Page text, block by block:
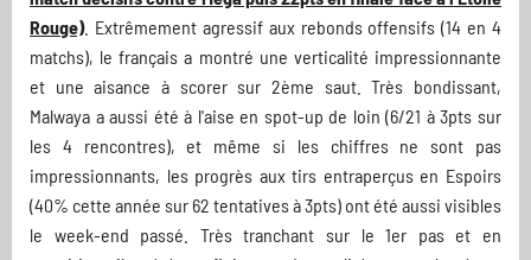
Rouge). Extrêmement agressif aux rebonds offensifs (14 en 4
matchs), le français a montré une verticalité impressionnante
et une aisance à scorer sur 2ème saut. Très bondissant,
Malwaya a aussi été à l'aise en spot-up de loin (6/21 à 3pts sur
les 4 rencontres), et même si les chiffres ne sont pas
impressionnants, les progrès aux tirs entraperçus en Espoirs
(40% cette année sur 62 tentatives à 3pts) ont été aussi visibles
le week-end passé. Très tranchant sur le 1er pas et en